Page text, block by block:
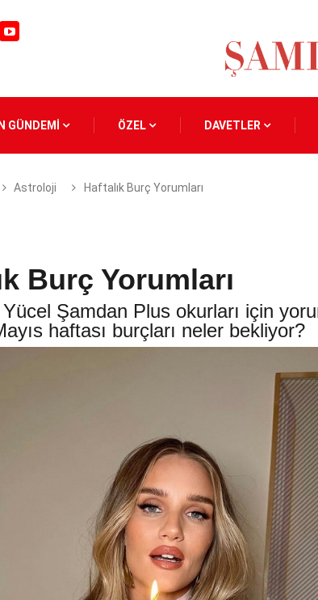
GÜNDEMİ ÖZEL DAVETLER
Astroloji Haftalık Burç Yorumları
Burç Yorumları
Şamdan Plus okurları için
haftası burçları neler bekliyor?